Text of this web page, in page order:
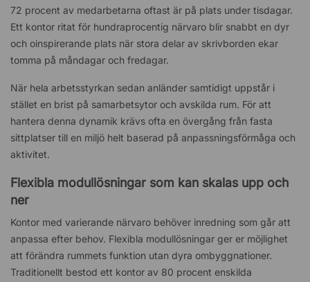
72 procent av medarbetarna oftast är på plats under tisdagar.
Ett kontor ritat för hundraprocentig närvaro blir snabbt en dyr
och oinspirerande plats när stora delar av skrivborden ekar
tomma på måndagar och fredagar.
När hela arbetsstyrkan sedan anländer samtidigt uppstår i
stället en brist på samarbetsytor och avskilda rum. För att
hantera denna dynamik krävs ofta en övergång från fasta
sittplatser till en miljö helt baserad på anpassningsförmåga och
aktivitet.
Flexibla modullösningar som kan skalas upp och
ner
Kontor med varierande närvaro behöver inredning som går att
anpassa efter behov. Flexibla modullösningar ger er möjlighet
att förändra rummets funktion utan dyra ombyggnationer.
Traditionellt bestod ett kontor av 80 procent enskilda